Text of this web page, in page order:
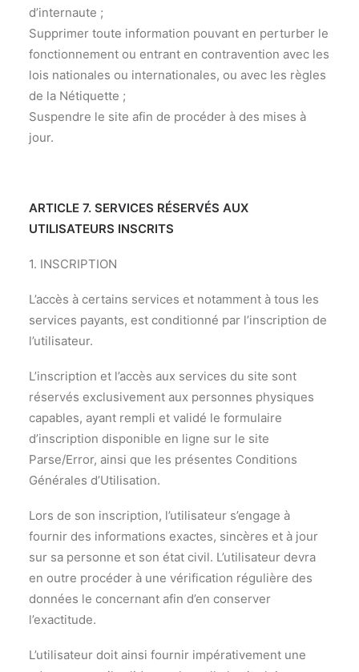
d’internaute ;
Supprimer toute information pouvant en perturber le
fonctionnement ou entrant en contravention avec les
lois nationales ou internationales, ou avec les règles
de la Nétiquette ;
Suspendre le site afin de procéder à des mises à
jour.
ARTICLE 7. SERVICES RÉSERVÉS AUX
UTILISATEURS INSCRITS
1. INSCRIPTION
L’accès à certains services et notamment à tous les
services payants, est conditionné par l’inscription de
l’utilisateur.
L’inscription et l’accès aux services du site sont
réservés exclusivement aux personnes physiques
capables, ayant rempli et validé le formulaire
d’inscription disponible en ligne sur le site
Parse/Error, ainsi que les présentes Conditions
Générales d’Utilisation.
Lors de son inscription, l’utilisateur s’engage à
fournir des informations exactes, sincères et à jour
sur sa personne et son état civil. L’utilisateur devra
en outre procéder à une vérification régulière des
données le concernant afin d’en conserver
l’exactitude.
L’utilisateur doit ainsi fournir impérativement une